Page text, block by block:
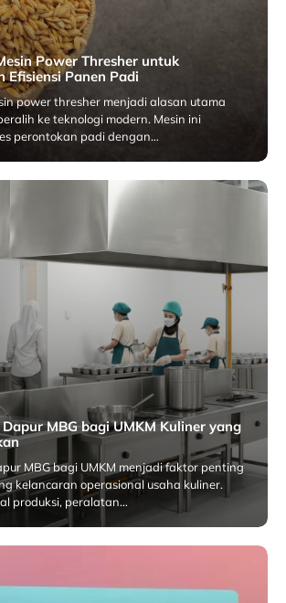
Power Thresher untuk
Efisiensi Panen Padi
power thresher menjadi alasan utama
ke teknologi modern. Mesin ini
perontokan padi dengan…
Januari 27, 2026
MBG bagi UMKM Kuliner yang
MBG bagi UMKM menjadi faktor penting
kelancaran operasional usaha kuliner.
produksi, peralatan…
Januari 27, 2026